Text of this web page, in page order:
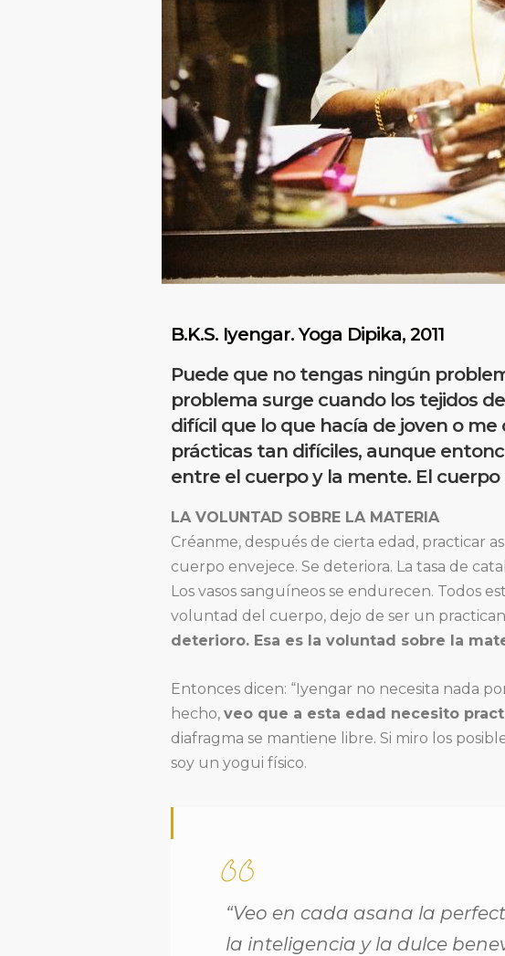
B.K.S. Iyengar. Yoga Dipika, 2011
Puede que no tengas ningún
problema surge cuando los tejidos
difícil que lo que hacía de joven o
prácticas tan difíciles, aunque
entre el cuerpo y la mente. El cuerpo
LA VOLUNTAD SOBRE LA MATERIA
Créanme, después de cierta edad, practicar
cuerpo envejece. Se deteriora. La tasa de
Los vasos sanguíneos se endurecen. Todos
voluntad del cuerpo, dejo de ser un
deterioro. Esa es la voluntad sobre la
Entonces dicen: “Iyengar no necesita nada
hecho, veo que a esta edad necesito
diafragma se mantiene libre. Si miro los
soy un yogui físico.
“Veo en cada asana la
la inteligencia y la dulce